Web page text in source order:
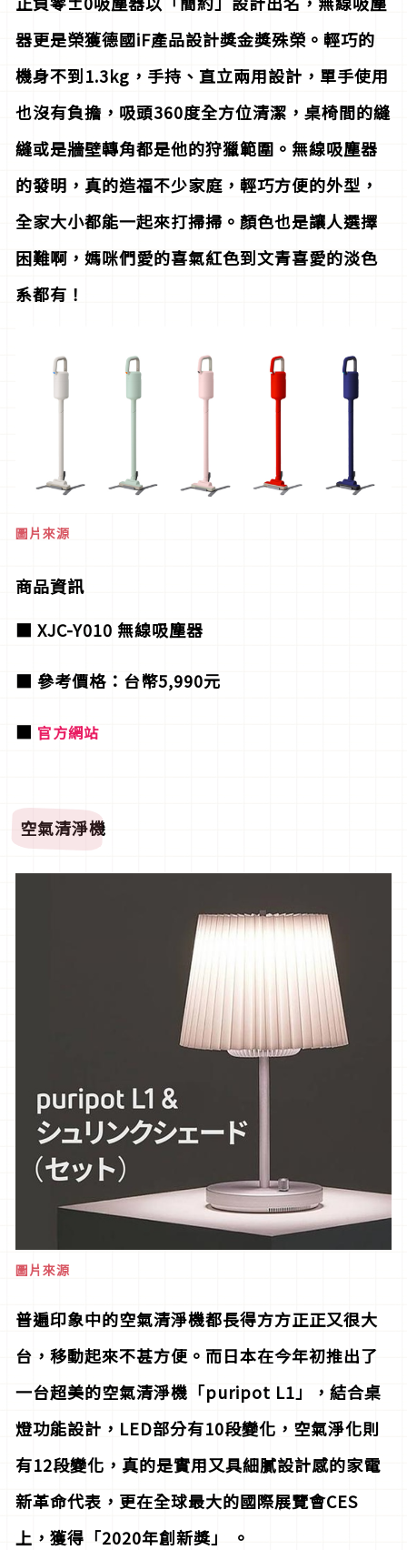
器更是榮獲德國iF產品設計獎金獎殊榮。輕巧的
機身不到1.3kg，手持、直立兩用設計，單手使用
也沒有負擔，吸頭360度全方位清潔，桌椅間的縫
縫或是牆壁轉角都是他的狩獵範圍。無線吸塵器
的發明，真的造福不少家庭，輕巧方便的外型，
全家大小都能一起來打掃掃。顏色也是讓人選擇
困難啊，媽咪們愛的喜氣紅色到文青喜愛的淡色
系都有！
圖片來源
商品資訊
■ XJC-Y010 無線吸塵器
■ 參考價格：台幣5,990元
■ 官方網站
空氣清淨機
圖片來源
普遍印象中的空氣清淨機都長得方方正正又很大
台，移動起來不甚方便。而日本在今年初推出了
一台超美的空氣清淨機「puripot L1」，結合桌
燈功能設計，LED部分有10段變化，空氣淨化則
有12段變化，真的是實用又具細膩設計感的家電
新革命代表，更在全球最大的國際展覽會CES
上，獲得「2020年創新獎」 。